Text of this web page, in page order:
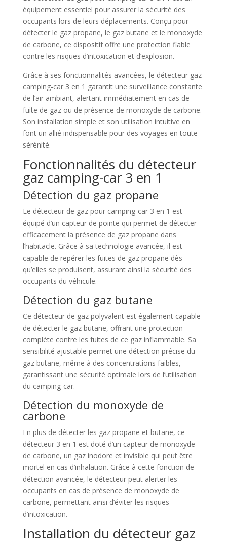
équipement essentiel pour assurer la sécurité des
occupants lors de leurs déplacements. Conçu pour
détecter le gaz propane, le gaz butane et le monoxyde
de carbone, ce dispositif offre une protection fiable
contre les risques d’intoxication et d’explosion.
Grâce à ses fonctionnalités avancées, le détecteur gaz
camping-car 3 en 1 garantit une surveillance constante
de l’air ambiant, alertant immédiatement en cas de
fuite de gaz ou de présence de monoxyde de carbone.
Son installation simple et son utilisation intuitive en
font un allié indispensable pour des voyages en toute
sérénité.
Fonctionnalités du détecteur
gaz camping-car 3 en 1
Détection du gaz propane
Le détecteur de gaz pour camping-car 3 en 1 est
équipé d’un capteur de pointe qui permet de détecter
efficacement la présence de gaz propane dans
l’habitacle. Grâce à sa technologie avancée, il est
capable de repérer les fuites de gaz propane dès
qu’elles se produisent, assurant ainsi la sécurité des
occupants du véhicule.
Détection du gaz butane
Ce détecteur de gaz polyvalent est également capable
de détecter le gaz butane, offrant une protection
complète contre les fuites de ce gaz inflammable. Sa
sensibilité ajustable permet une détection précise du
gaz butane, même à des concentrations faibles,
garantissant une sécurité optimale lors de l’utilisation
du camping-car.
Détection du monoxyde de
carbone
En plus de détecter les gaz propane et butane, ce
détecteur 3 en 1 est doté d’un capteur de monoxyde
de carbone, un gaz inodore et invisible qui peut être
mortel en cas d’inhalation. Grâce à cette fonction de
détection avancée, le détecteur peut alerter les
occupants en cas de présence de monoxyde de
carbone, permettant ainsi d’éviter les risques
d’intoxication.
Installation du détecteur gaz